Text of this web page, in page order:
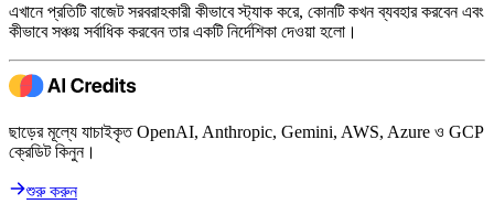
এখানে প্রতিটি বাজেট সরবরাহকারী কীভাবে স্ট্যাক করে, কোনটি কখন ব্যবহার করবেন এবং
কীভাবে সঞ্চয় সর্বাধিক করবেন তার একটি নির্দেশিকা দেওয়া হলো।
ছাড়ের মূল্যে যাচাইকৃত OpenAI, Anthropic, Gemini, AWS, Azure ও GCP
ক্রেডিট কিনুন।
শুরু করুন